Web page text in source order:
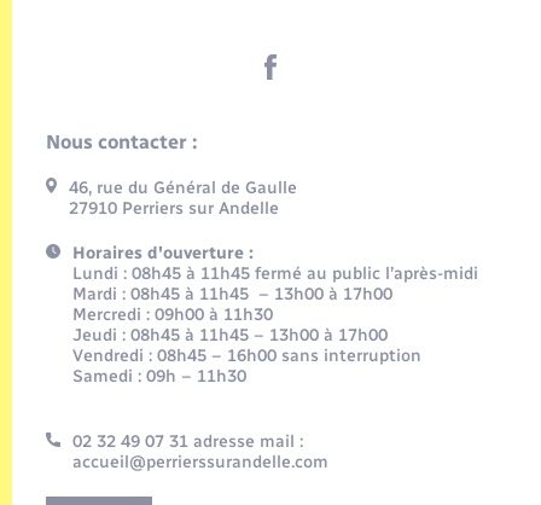
Nous contacter :
46, rue du Général de Gaulle
27910 Perriers sur Andelle
Horaires d'ouverture :
Lundi : 08h45 à 11h45 fermé au public l’après-midi
Mardi : 08h45 à 11h45 – 13h00 à 17h00
Mercredi : 09h00 à 11h30
Jeudi : 08h45 à 11h45 – 13h00 à 17h00
Vendredi : 08h45 – 16h00 sans interruption
Samedi : 09h – 11h30
02 32 49 07 31 adresse mail :
accueil@perrierssurandelle.com